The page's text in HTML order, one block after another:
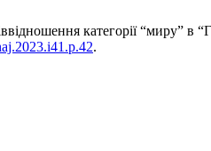
категорії “миру” в
.